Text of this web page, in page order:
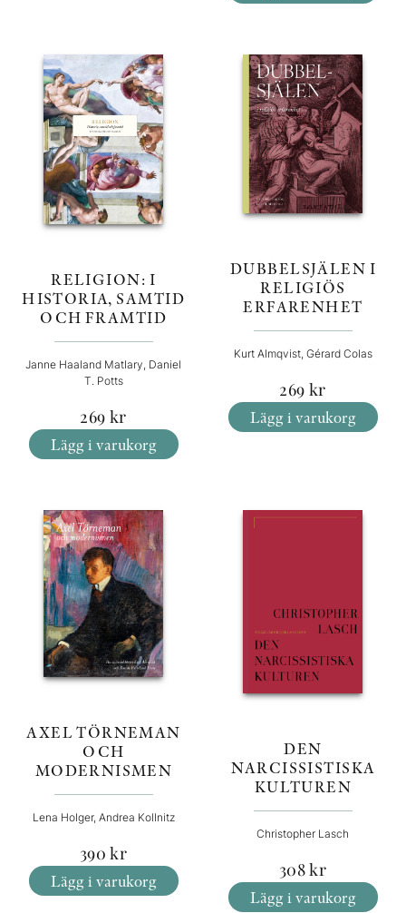
RELIGION: I
HISTORIA, SAMTID
OCH FRAMTID
Janne Haaland Matlary, Daniel
T. Potts
269 kr
Lägg i varukorg
DUBBELSJÄLEN I
RELIGIÖS
ERFARENHET
Kurt Almqvist, Gérard Colas
269 kr
Lägg i varukorg
AXEL TÖRNEMAN
OCH
MODERNISMEN
Lena Holger, Andrea Kollnitz
390kr
Lägg i varukorg
DEN
NARCISSISTISKA
KULTUREN
Christopher Lasch
308kr
Lägg i varukorg